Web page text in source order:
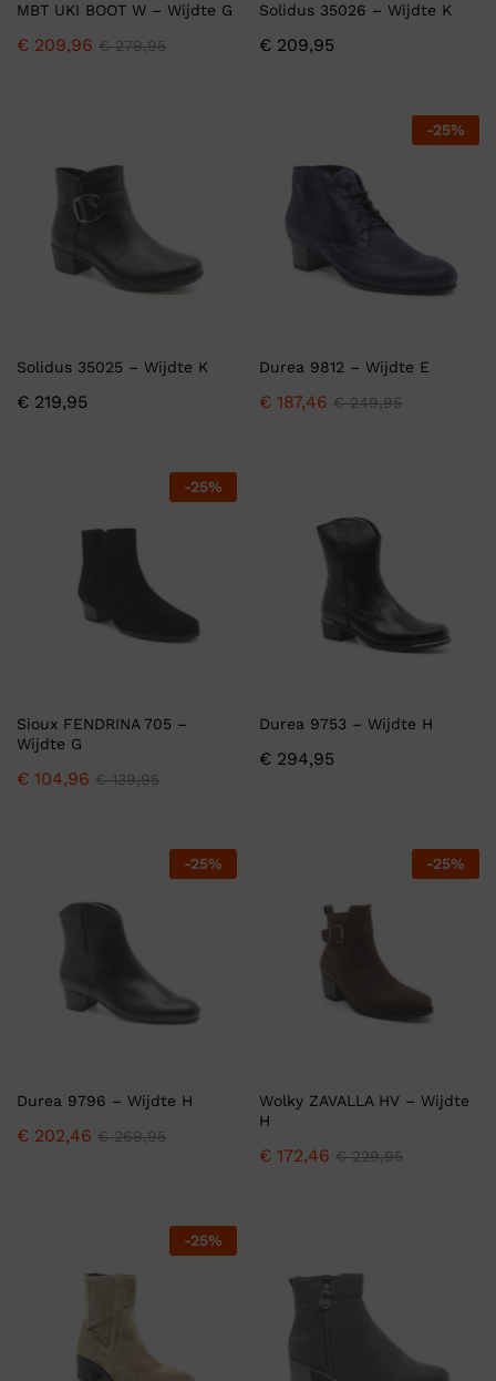
MBT UKI BOOT W – Wijdte G
€ 209,96 €279,95
Solidus 35026 – Wijdte K
€ 209,95
Solidus 35025 – Wijdte K
€ 219,95
-25%
Durea 9812 – Wijdte E
€ 187,46 €249,95
-25%
Sioux FENDRINA 705 –
Wijdte G
€ 104,96 €139,95
Durea 9753 – Wijdte H
€ 294,95
-25%
Durea 9796 – Wijdte H
€ 202,46 €269,95
-25%
Wolky ZAVALLA HV – Wijdte
H
€ 172,46 €229,95
-25%